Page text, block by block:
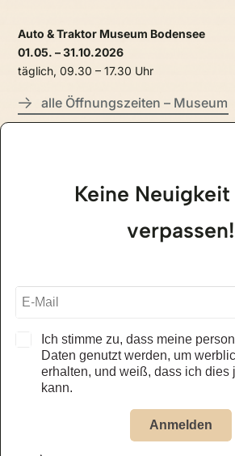
Auto & Traktor Museum Bodensee
01.05. – 31.10.2026
täglich, 09.30 – 17.30 Uhr
alle Öffnungszeiten – Museum
01.05. – 31.10.2026
täglich, ab 11.30 Uhr
alle Öffnungszeiten – Restaurant
Eintrittspreis Museum
Erwachsene14,50 €
Kinder(6-15 Jahre) 8,50 €
Keine
verpassen!
Ich stimme zu, dass meine
Daten genutzt werden, um
erhalten, und weiß, dass ich dies
kann.
Anmelden